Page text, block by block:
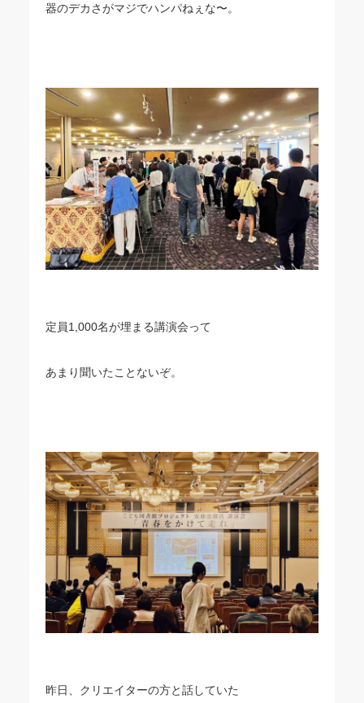
器のデカさがマジでハンパねぇな〜。
定員1,000名が埋まる講演会って
あまり聞いたことないぞ。
昨日、クリエイターの方と話していた